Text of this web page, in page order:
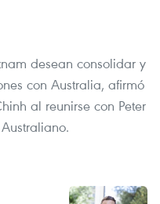
desean consolidar y
con Australia, afirmó
al reunirse con Peter